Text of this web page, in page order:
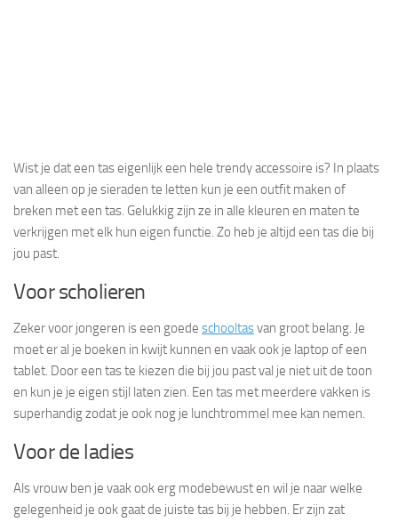
Wist je dat een tas eigenlijk een hele trendy accessoire is? In plaats
van alleen op je sieraden te letten kun je een outfit maken of
breken met een tas. Gelukkig zijn ze in alle kleuren en maten te
verkrijgen met elk hun eigen functie. Zo heb je altijd een tas die bij
jou past.
Voor scholieren
Zeker voor jongeren is een goede schooltasvan groot belang. Je
moet er al je boeken in kwijt kunnen en vaak ook je laptop of een
tablet. Door een tas te kiezen die bij jou past val je niet uit de toon
en kun je je eigen stijl laten zien. Een tas met meerdere vakken is
superhandig zodat je ook nog je lunchtrommel mee kan nemen.
Voor de ladies
Als vrouw ben je vaak ook erg modebewust en wil je naar welke
gelegenheid je ook gaat de juiste tas bij je hebben. Er zijn zat